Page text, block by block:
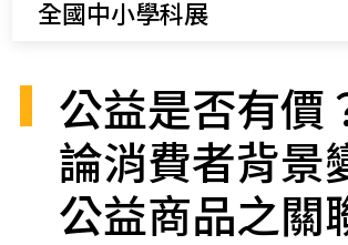
全國中小學科展
公益是否有
論消費者背景
公益商品之關